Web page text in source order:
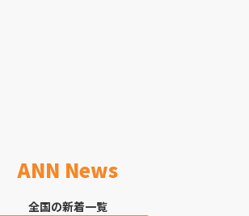
ANN News
全国の新着一覧